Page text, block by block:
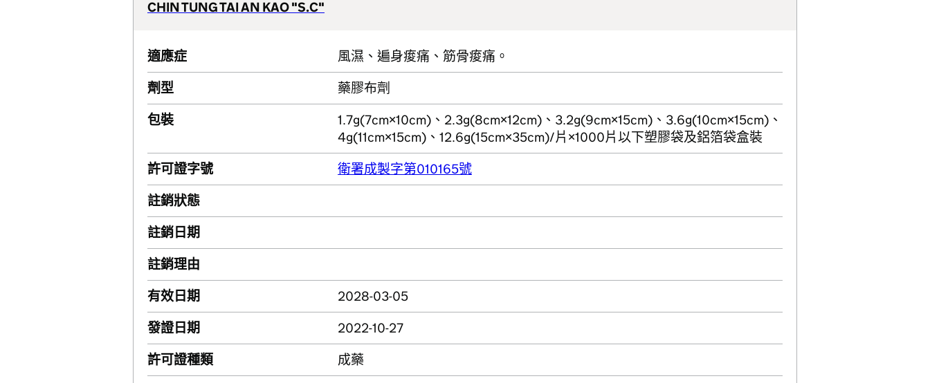
CHIN TUNG TAI AN KAO "S.C"
適應症
風濕、遍身痠痛、筋骨痠痛。
劑型
藥膠布劑
包裝
1.7g(7cm×10cm)、2.3g(8cm×12cm)、3.2g(9cm×15cm)、3.6g(10cm×15cm)、
4g(11cm×15cm)、12.6g(15cm×35cm)/片×1000片以下塑膠袋及鋁箔袋盒裝
許可證字號
衛署成製字第010165號
註銷狀態
註銷日期
註銷理由
有效日期
2028-03-05
發證日期
2022-10-27
許可證種類
成藥